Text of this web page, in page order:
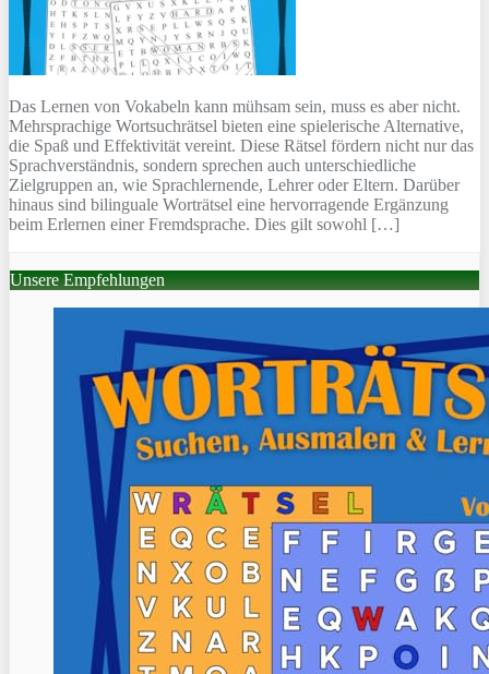
Das Lernen von Vokabeln kann mühsam sein, muss es aber nicht.
Mehrsprachige Wortsuchrätsel bieten eine spielerische Alternative,
die Spaß und Effektivität vereint. Diese Rätsel fördern nicht nur das
Sprachverständnis, sondern sprechen auch unterschiedliche
Zielgruppen an, wie Sprachlernende, Lehrer oder Eltern. Darüber
hinaus sind bilinguale Worträtsel eine hervorragende Ergänzung
beim Erlernen einer Fremdsprache. Dies gilt sowohl […]
Unsere Empfehlungen